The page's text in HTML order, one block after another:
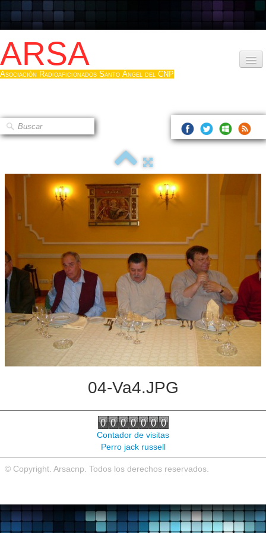
ARSA
Asociación Radioaficionados Santo Ángel del CNP
Que es la ARSA
Hacerse socio
Log diploma en Pdf
Fotos
Sistemas Digitales
Noticias de interés
Contacto
04-Va4.JPG
Contador de visitas
Perro jack russell
© Copyright. Arsacnp. Todos los derechos reservados.